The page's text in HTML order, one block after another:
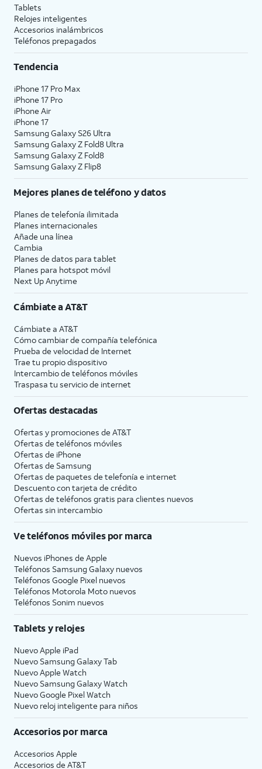
Tablets
Relojes inteligentes
Accesorios inalámbricos
Teléfonos prepagados
Tendencia
iPhone 17 Pro Max
iPhone 17 Pro
iPhone Air
iPhone 17
Samsung Galaxy S26 Ultra
Samsung Galaxy Z Fold8 Ultra
Samsung Galaxy Z Fold8
Samsung Galaxy Z Flip8
Mejores planes de teléfono y datos
Planes de telefonía ilimitada
Planes internacionales
Añade una línea
Cambia
Planes de datos para tablet
Planes para hotspot móvil
Next Up Anytime
Cámbiate aAT&T
Cámbiate a AT&T
Cómo cambiar de compañía telefónica
Prueba de velocidad de Internet
Trae tu propio dispositivo
Intercambio de teléfonos móviles
Traspasa tu servicio de internet
Ofertas destacadas
Ofertas y promociones de AT&T
Ofertas de teléfonos móviles
Ofertas de iPhone
Ofertas de Samsung
Ofertas de paquetes de telefonía e internet
Descuento con tarjeta de crédito
Ofertas de teléfonos gratis para clientes nuevos
Ofertas sin intercambio
Ve teléfonos móviles por marca
Nuevos iPhones de Apple
Teléfonos Samsung Galaxy nuevos
Teléfonos Google Pixel nuevos
Teléfonos Motorola Moto nuevos
Teléfonos Sonim nuevos
Tablets y relojes
Nuevo Apple iPad
Nuevo Samsung Galaxy Tab
Nuevo Apple Watch
Nuevo Samsung Galaxy Watch
Nuevo Google Pixel Watch
Nuevo reloj inteligente para niños
Accesorios por marca
Accesorios Apple
Accesorios de AT&T